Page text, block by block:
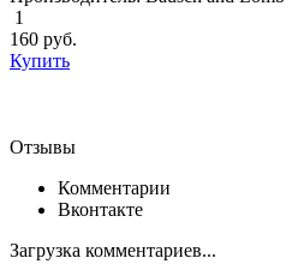
1
160 руб.
Купить
Отзывы
Комментарии
Вконтакте
Загрузка комментариев...